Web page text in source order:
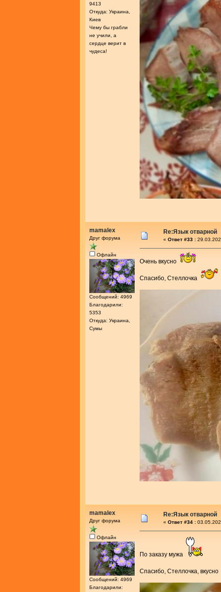
9413
Откуда: Украина,
Киев
Чему бы грабли
не учили, а
сердце верит в
чудеса!
mamalex
Друг форума
Офлайн
Сообщений: 4969
Благодарили:
5353
Откуда: Украина,
Сумы
Re:Язык отварной
« Ответ #33 :
Очень вкусно
Спасибо, Стеллочка
mamalex
Друг форума
Офлайн
Сообщений: 4969
Благодарили:
Re:Язык отварной
« Ответ #34 :
По заказу мужа
Спасибо, Стеллочка, вкусно